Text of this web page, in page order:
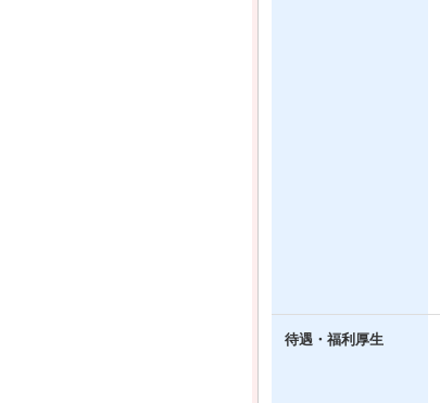
待遇・福利厚生